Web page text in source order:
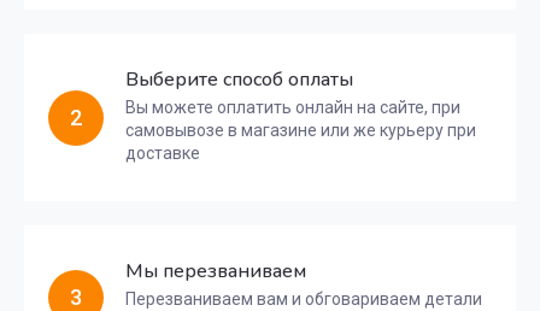
2
Выберите способ оплаты
Вы можете оплатить онлайн на сайте, при
самовывозе в магазине или же курьеру при
доставке
3
Мы перезваниваем
Перезваниваем вам и обговариваем детали